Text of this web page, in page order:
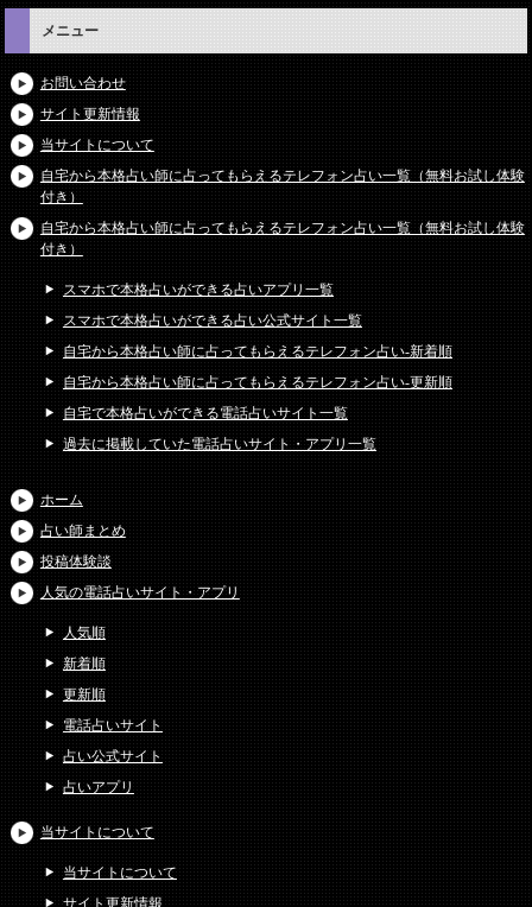
メニュー
お問い合わせ
サイト更新情報
当サイトについて
自宅から本格占い師に占ってもらえるテレフォン占い一覧（無料お試し体験
付き）
自宅から本格占い師に占ってもらえるテレフォン占い一覧（無料お試し体験
付き）
スマホで本格占いができる占いアプリ一覧
スマホで本格占いができる占い公式サイト一覧
自宅から本格占い師に占ってもらえるテレフォン占い-新着順
自宅から本格占い師に占ってもらえるテレフォン占い-更新順
自宅で本格占いができる電話占いサイト一覧
過去に掲載していた電話占いサイト・アプリ一覧
ホーム
占い師まとめ
投稿体験談
人気の電話占いサイト・アプリ
人気順
新着順
更新順
電話占いサイト
占い公式サイト
占いアプリ
当サイトについて
当サイトについて